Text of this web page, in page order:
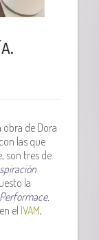
obra de Dora
las que
son tres de
la
el IVAM,